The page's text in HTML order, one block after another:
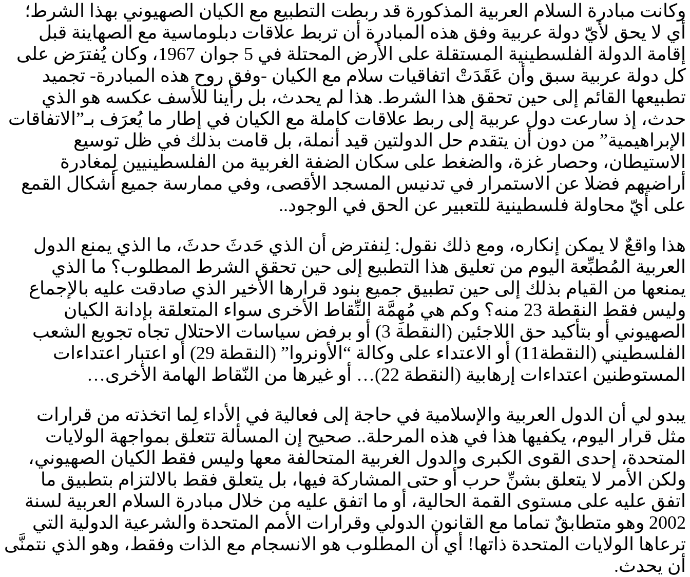
وكانت مبادرة السلام العربية المذكورة قد ربطت التطبيع مع الكيان الصهيوني بهذا الشرط؛
أي لا يحق لأيّ دولة عربية وفق هذه المبادرة أن تربط علاقات دبلوماسية مع الصهاينة قبل
إقامة الدولة الفلسطينية المستقلة على الأرض المحتلة في 5 جوان 1967، وكان يُفترَض على
كل دولة عربية سبق وأن عَقَدَتْ اتفاقيات سلام مع الكيان -وفق روح هذه المبادرة- تجميد
تطبيعها القائم إلى حين تحقق هذا الشرط. هذا لم يحدث، بل رأينا للأسف عكسه هو الذي
حدث، إذ سارعت دول عربية إلى ربط علاقات كاملة مع الكيان في إطار ما يُعرَف بـ”الاتفاقات
الإبراهيمية” من دون أن يتقدم حل الدولتين قيد أنملة، بل قامت بذلك في ظل توسيع
الاستيطان، وحصار غزة، والضغط على سكان الضفة الغربية من الفلسطينيين لِمغادرة
أراضيهم فضلا عن الاستمرار في تدنيس المسجد الأقصى، وفي ممارسة جميع أشكال القمع
على أيّ محاولة فلسطينية للتعبير عن الحق في الوجود..
هذا واقعٌ لا يمكن إنكاره، ومع ذلك نقول: لِنفترض أن الذي حَدثَ حدثَ، ما الذي يمنع الدول
العربية المُطبِّعة اليوم من تعليق هذا التطبيع إلى حين تحقق الشرط المطلوب؟ ما الذي
يمنعها من القيام بذلك إلى حين تطبيق جميع بنود قرارها الأخير الذي صادقت عليه بالإجماع
وليس فقط النقطة 23 منه؟ وكم هي مُهِمَّة النِّقاط الأخرى سواء المتعلقة بإدانة الكيان
الصهيوني أو بتأكيد حق اللاجئين (النقطة 3) أو برفض سياسات الاحتلال تجاه تجويع الشعب
الفلسطيني (النقطة11) أو الاعتداء على وكالة “الأونروا” (النقطة 29) أو اعتبار اعتداءات
المستوطنين اعتداءات إرهابية (النقطة 22)… أو غيرها من النّقاط الهامة الأخرى…
يبدو لي أن الدول العربية والإسلامية في حاجة إلى فعالية في الأداء لِما اتخذته من قرارات
مثل قرار اليوم، يكفيها هذا في هذه المرحلة.. صحيح إن المسألة تتعلق بمواجهة الولايات
المتحدة، إحدى القوى الكبرى والدول الغربية المتحالفة معها وليس فقط الكيان الصهيوني،
ولكن الأمر لا يتعلق بشنِّ حرب أو حتى المشاركة فيها، بل يتعلق فقط بالالتزام بتطبيق ما
اتفق عليه على مستوى القمة الحالية، أو ما اتفق عليه من خلال مبادرة السلام العربية لسنة
2002 وهو متطابقٌ تماما مع القانون الدولي وقرارات الأمم المتحدة والشرعية الدولية التي
ترعاها الولايات المتحدة ذاتها! أي أن المطلوب هو الانسجام مع الذات وفقط، وهو الذي نتمنَّى
أن يحدث.